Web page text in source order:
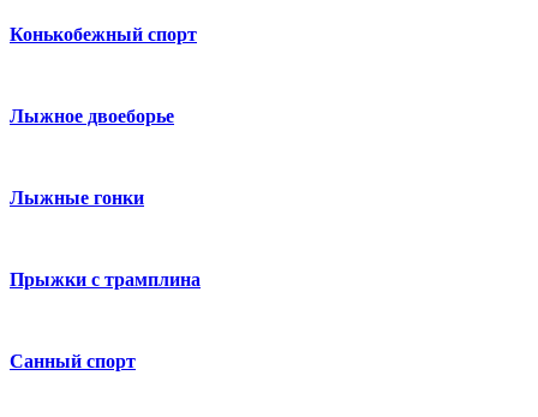
Конькобежный спорт
Лыжное двоеборье
Лыжные гонки
Прыжки с трамплина
Санный спорт